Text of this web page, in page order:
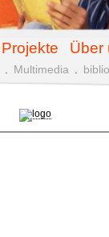
Projekte Über
Multimedia